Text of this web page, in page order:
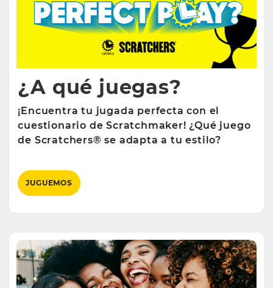
¿A qué juegas?
¡Encuentra tu jugada perfecta con el
cuestionario de Scratchmaker! ¿Qué juego
de Scratchers® se adapta a tu estilo?
JUGUEMOS